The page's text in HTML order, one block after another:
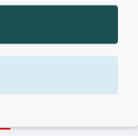
για
Δέρμα & Ανώτερη